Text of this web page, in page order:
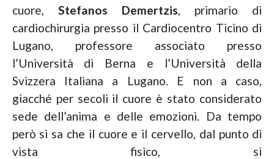
cuore, Stefanos Demertzis, primario di
cardiochirurgia presso il Cardiocentro Ticino di
Lugano, professore associato presso
l’Università di Berna e l’Università della
Svizzera Italiana a Lugano. E non a caso,
giacché per secoli il cuore è stato considerato
sede dell’anima e delle emozioni. Da tempo
però si sa che il cuore e il cervello, dal punto di
vista fisico, si